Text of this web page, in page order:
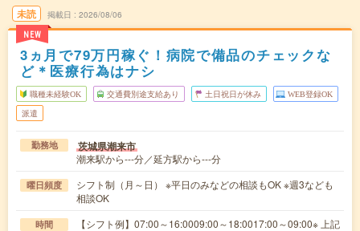
未読
NEW
掲載日 2026/08/06
3ヵ月で79万円稼ぐ！病院で備品のチェックな
ど＊医療行為はナシ
職種未経験OK 交通費別途支給あり 土日祝日が休み WEB登録OK
派遣
勤務地 茨城県潮来市
潮来駅から---分／延方駅から---分
曜日頻度
シフト制（月～日） ※平日のみなどの相談もOK ※週3なども
相談OK
時間
【シフト例】07:00～16:0009:00～18:0017:00～09:00※ 上記